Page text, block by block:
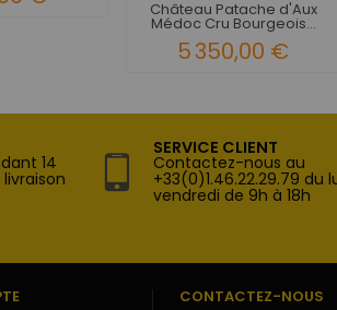
Château Patache d'Aux
Médoc Cru Bourgeois...
5 350,00 €
14
SERVICE CLIENT
Contactez-nous au
+33(0)1.46.22.29.79 du
vendredi de 9h à 18h
CONTACTEZ-NOUS